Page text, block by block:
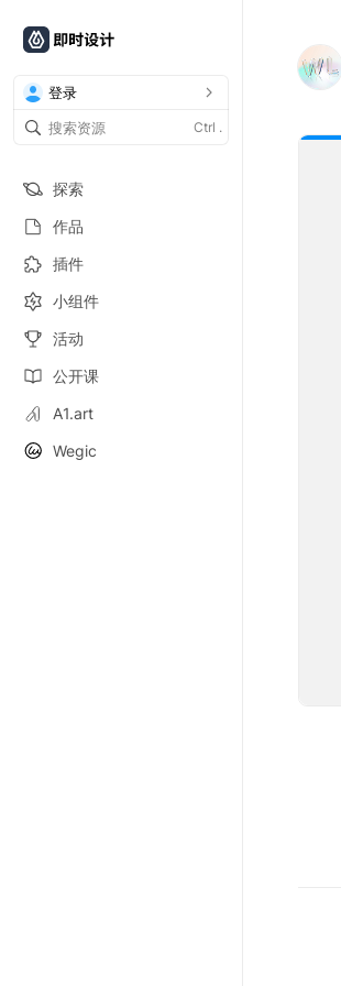
登录
Ctrl .
探索
作品
插件
小组件
活动
公开课
A1.art
Wegic